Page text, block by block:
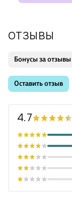
ОТЗЫВЫ
Бонусы за отзывы
Оставить отзыв
4.7